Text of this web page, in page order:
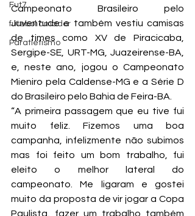
Fut7
futebol amador
Paratletismo
Campeonato Brasileiro pelo
Juventude e também vestiu camisas
de times como XV de Piracicaba,
Sergipe-SE, URT-MG, Juazeirense-BA,
e, neste ano, jogou o Campeonato
Mieniro pela Caldense-MG e a Série D
do Brasileiro pelo Bahia de Feira-BA.
“A primeira passagem que eu tive fui
muito feliz. Fizemos uma boa
campanha, infelizmente não subimos
mas foi feito um bom trabalho, fui
eleito o melhor lateral do
campeonato. Me ligaram e gostei
muito da proposta de vir jogar a Copa
Paulista, fazer um trabalho também